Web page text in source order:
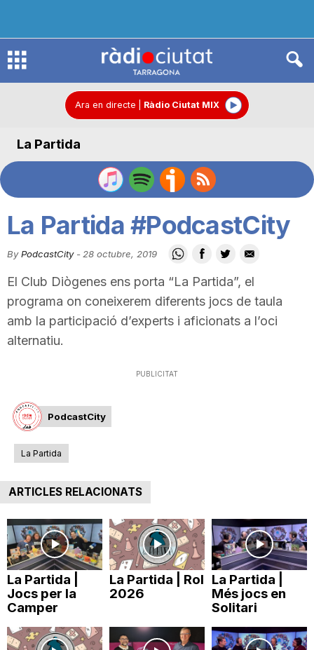
R
d
C
i
t
a
d
e
T
Ara en directe Ràdio Ciutat MIX
La Partida
La Partida #PodcastCity
By PodcastCity- 28 octubre, 2019
El Club Diògenes ens porta “La Partida”, el
programa on coneixerem diferents jocs de taula
amb la participació d’experts i aficionats a l’oci
alternatiu.
PUBLICITAT
PodcastCity
La Partida
ARTICLES RELACIONATS
La Partida |
Jocs per la
Camper
La Partida | Rol
2026
La Partida |
Més jocs en
Solitari